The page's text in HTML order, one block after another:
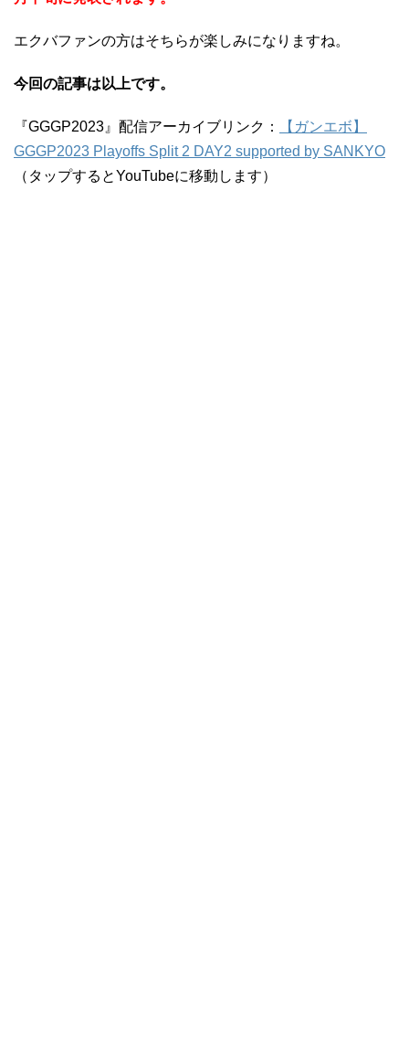
エクバファンの方はそちらが楽しみになりますね。
今回の記事は以上です。
『GGGP2023』配信アーカイブリンク：
【ガンエボ】
GGGP2023 Playoffs Split 2 DAY2 supported by SANKYO
（タップするとYouTubeに移動します）